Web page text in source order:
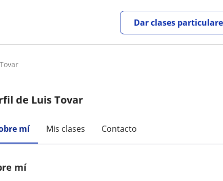
Dar clases
de Luis Tovar
mí Mis clases Contacto
mí